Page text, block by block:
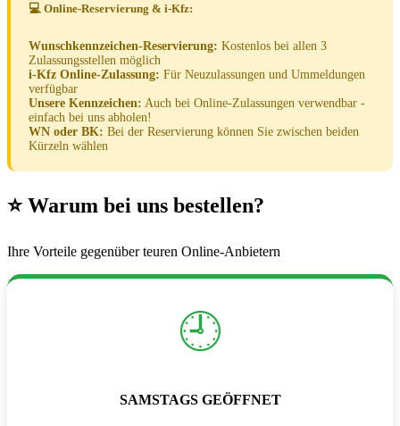
💻 Online-Reservierung & i-Kfz:
Wunschkennzeichen-Reservierung: Kostenlos bei allen 3
Zulassungsstellen möglich
i-Kfz Online-Zulassung: Für Neuzulassungen und Ummeldungen
verfügbar
Unsere Kennzeichen: Auch bei Online-Zulassungen verwendbar -
einfach bei uns abholen!
WN oder BK: Bei der Reservierung können Sie zwischen beiden
Kürzeln wählen
⭐ Warum bei uns bestellen?
Ihre Vorteile gegenüber teuren Online-Anbietern
🕘
SAMSTAGS GEÖFFNET